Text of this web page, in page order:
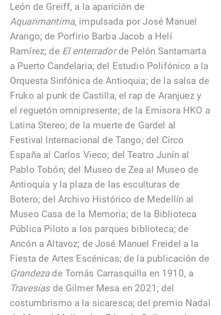
León de Greiff, a la aparición de
Aquarimantima, impulsada por José Manuel
Arango; de Porfirio Barba Jacob a Helí
Ramírez; de El enterradorde Pelón Santamarta
a Puerto Candelaria; del Estudio Polifónico a la
Orquesta Sinfónica de Antioquia; de la salsa de
Fruko al punk de Castilla, el rap de Aranjuez y
el reguetón omnipresente; de la Emisora HKO a
Latina Stereo; de la muerte de Gardel al
Festival Internacional de Tango; del Circo
España al Carlos Vieco; del Teatro Junín al
Pablo Tobón; del Museo de Zea al Museo de
Antioquia y la plaza de las esculturas de
Botero; del Archivo Histórico de Medellín al
Museo Casa de la Memoria; de la Biblioteca
Pública Piloto a los parques biblioteca; de
Ancón a Altavoz; de José Manuel Freidel a la
Fiesta de Artes Escénicas; de la publicación de
Grandeza de Tomás Carrasquilla en 1910, a
Travesías de Gilmer Mesa en 2021; del
costumbrismo a la sicaresca; del premio Nadal